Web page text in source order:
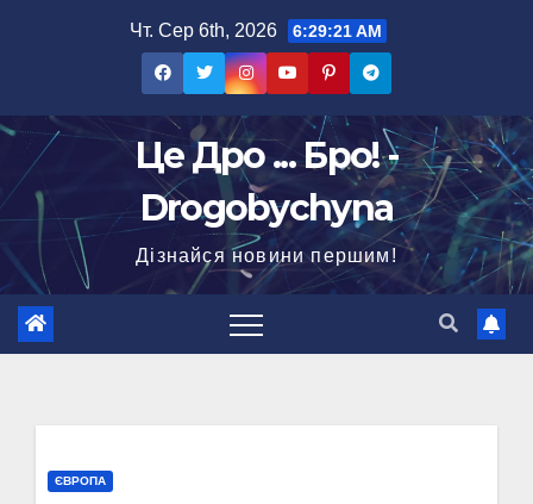
Чт. Сер 6th, 2026 6:29:22 AM
Це Дро ... Бро! -
Drogobychyna
Дізнайся новини першим!
ЄВРОПА